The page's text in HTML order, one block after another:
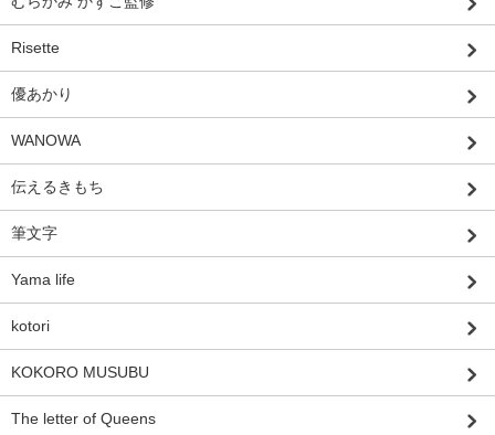
Risette
優あかり
WANOWA
伝えるきもち
筆文字
Yama life
kotori
KOKORO MUSUBU
The letter of Queens